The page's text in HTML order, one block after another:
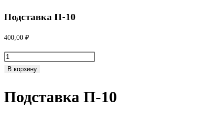
по
веб-
сайту
Подставка П-10
400,00 ₽
Количество
товара
П-10
В корзину
Подставка П-10